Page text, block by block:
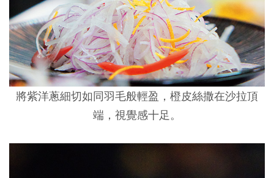
將紫洋蔥細切如同羽毛般輕盈，橙皮絲撒在沙拉頂
端，視覺感十足。